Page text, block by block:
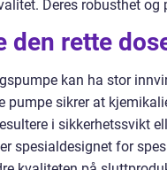
Deres robusthet
den rette
kan ha stor
pumpe sikrer at
i sikkerhetssvikt
spesialdesignet for